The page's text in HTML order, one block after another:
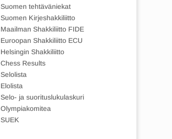
Suomen tehtäväniekat
Suomen Kirjeshakkiliitto
Maailman Shakkiliitto FIDE
Euroopan Shakkiliitto ECU
Helsingin Shakkiliitto
Chess Results
Selolista
Elolista
Selo- ja suorituslukulaskuri
Olympiakomitea
SUEK